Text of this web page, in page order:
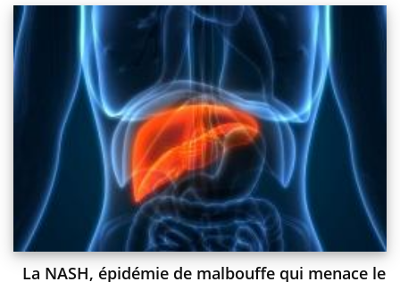
La NASH, épidémie de malbouffe qui menace le